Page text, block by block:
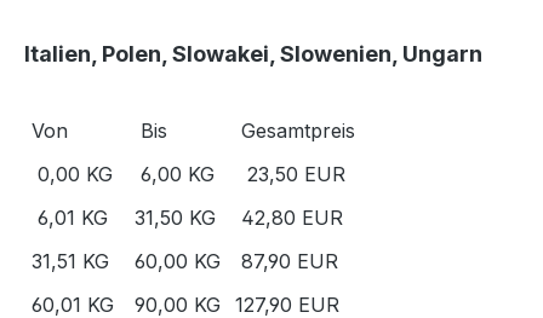
Italien, Polen, Slowakei, Slowenien, Ungarn
Von Bis
Gesamtpreis
0,00 KG
6,00 KG
23,50 EUR
6,01 KG
31,50 KG
42,80 EUR
31,51 KG
60,00 KG
87,90 EUR
60,01 KG
90,00 KG 127,90 EUR